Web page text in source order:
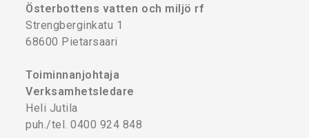
Österbottens vatten och miljö rf
Strengberginkatu 1
68600 Pietarsaari
Toiminnanjohtaja
Verksamhetsledare
Heli Jutila
puh./tel. 0400 924 848